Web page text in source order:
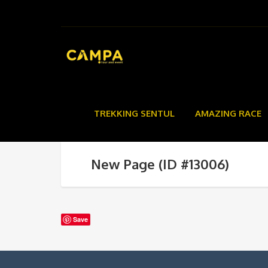
TREKKING SENTUL AMAZING RACE
New Page (ID #13006)
Save